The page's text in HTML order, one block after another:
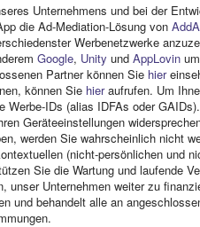
Unternehmens und bei der
die Ad-Mediation-Lösung von
Werbenetzwerke
Google, Unity und AppLovin
Partner können Sie hier
können Sie hieraufrufen. Um
Werbe-IDs (alias IDFAs oder
Geräteeinstellungen
werden Sie wahrscheinlich nicht
(nicht-persönlichen und
Sie die Wartung und laufende
unser Unternehmen weiter zu
und behandelt alle an